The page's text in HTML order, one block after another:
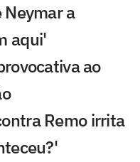
a
aqui'
ao
Remo irrita